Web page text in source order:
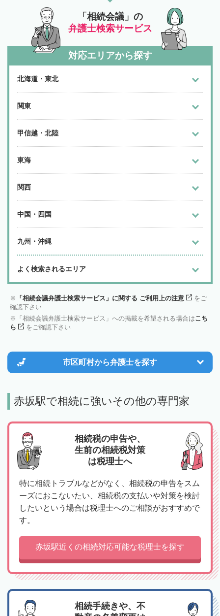
「相続会議」の
弁護士検索サービス
対応エリアから探す
北海道・東北
関東
甲信越・北陸
東海
関西
中国・四国
九州・沖縄
よく検索されるエリア
「相続会議弁護士検索サービス」に関する ご利用上の注意
をご
確認下さい
「相続会議弁護士検索サービス」への掲載を希望される場合はこち
ら
をご確認下さい
市区町村から弁護士を探す
赤坂駅で相続に強いその他の専門家
相続税の申告や、
生前の相続税対策
は税理士へ
特に相続トラブルなどがなく、相続税の申告をスム
ーズにおこないたい、相続税の支払いや対策を検討
したいという場合は税理士へのご相談がおすすめで
す。
赤坂駅近くの相続対応可能な税理士を探す
相続手続きや、不